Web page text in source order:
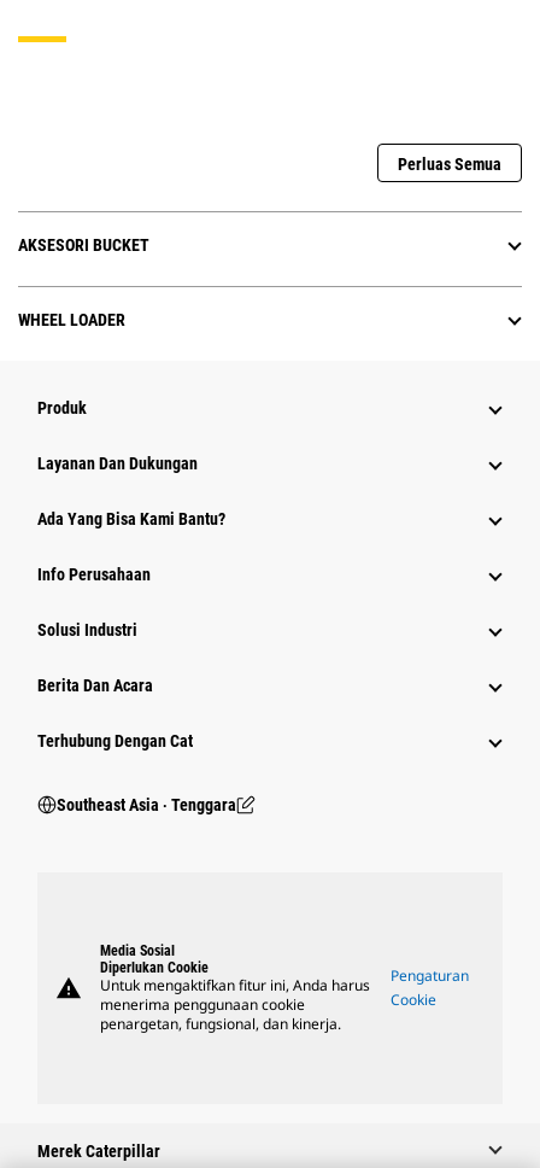
Perluas Semua
AKSESORI BUCKET
WHEEL LOADER
Produk
Layanan Dan Dukungan
Ada Yang Bisa Kami Bantu?
Info Perusahaan
Solusi Industri
Berita Dan Acara
Terhubung Dengan Cat
Southeast Asia ‧ Tenggara
warning
Media Sosial
Diperlukan Cookie
Untuk mengaktifkan fitur ini, Anda harus
menerima penggunaan cookie
penargetan, fungsional, dan kinerja.
Pengaturan
Cookie
Merek Caterpillar